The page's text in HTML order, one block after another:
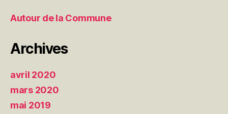
Autour de la Commune
Archives
avril 2020
mars 2020
mai 2019